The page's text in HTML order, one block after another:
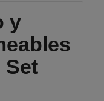
y
Set